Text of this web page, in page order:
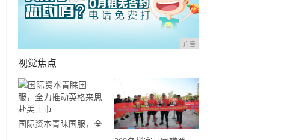
广告
视觉焦点
国际资本青睐国服，全